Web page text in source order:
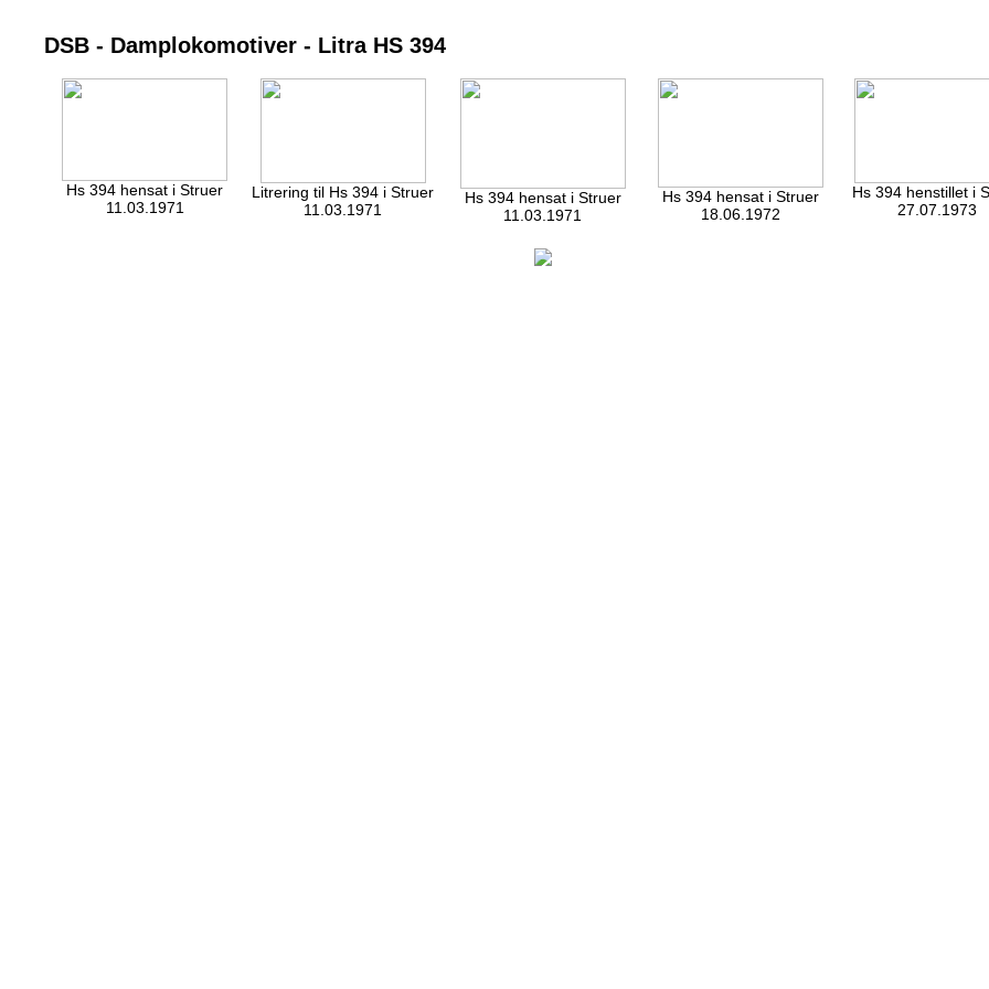
DSB - Damplokomotiver - Litra HS 394
Hs 394 hensat i Struer
11.03.1971
Litrering til Hs 394 i Struer
11.03.1971
Hs 394 hensat i Struer
11.03.1971
Hs 394 hensat i Struer
18.06.1972
Hs 394 henstillet i
27.07.1973